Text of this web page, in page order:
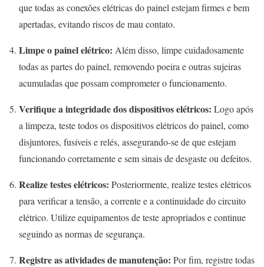
que todas as conexões elétricas do painel estejam firmes e bem
apertadas, evitando riscos de mau contato.
Limpe o painel elétrico: Além disso, limpe cuidadosamente
todas as partes do painel, removendo poeira e outras sujeiras
acumuladas que possam comprometer o funcionamento.
Verifique a integridade dos dispositivos elétricos: Logo após
a limpeza, teste todos os dispositivos elétricos do painel, como
disjuntores, fusíveis e relés, assegurando-se de que estejam
funcionando corretamente e sem sinais de desgaste ou defeitos.
Realize testes elétricos: Posteriormente, realize testes elétricos
para verificar a tensão, a corrente e a continuidade do circuito
elétrico. Utilize equipamentos de teste apropriados e continue
seguindo as normas de segurança.
Registre as atividades de manutenção: Por fim, registre todas